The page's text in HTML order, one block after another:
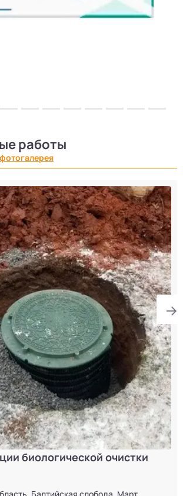
работы
биологической очистки